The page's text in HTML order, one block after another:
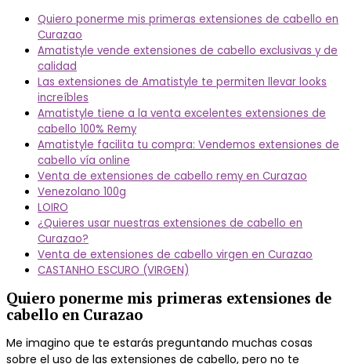
Quiero ponerme mis primeras extensiones de cabello en
Curazao
Amatistyle vende extensiones de cabello exclusivas y de
calidad
Las extensiones de Amatistyle te permiten llevar looks
increíbles
Amatistyle tiene a la venta excelentes extensiones de
cabello 100% Remy
Amatistyle facilita tu compra: Vendemos extensiones de
cabello vía online
Venta de extensiones de cabello remy en Curazao
Venezolano 100g
LOIRO
¿Quieres usar nuestras extensiones de cabello en
Curazao?
Venta de extensiones de cabello virgen en Curazao
CASTANHO ESCURO (VIRGEN)
Quiero ponerme mis primeras extensiones de
cabello en Curazao
Me imagino que te estarás preguntando muchas cosas
sobre el uso de las extensiones de cabello, pero no te